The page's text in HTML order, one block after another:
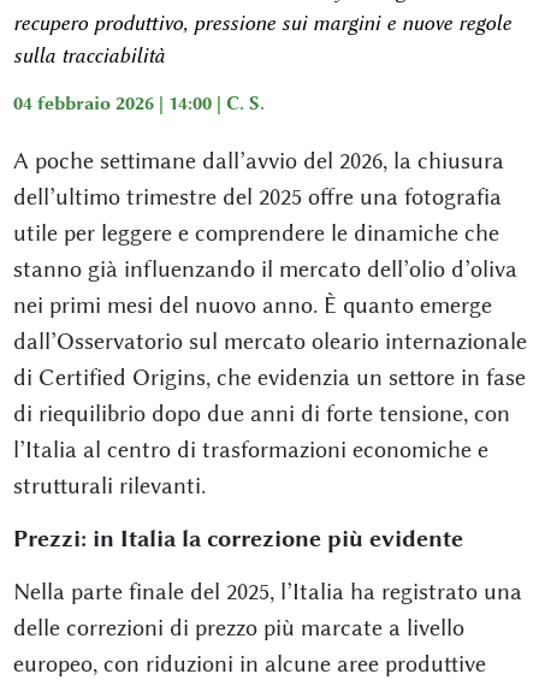
recupero produttivo, pressione sui margini e nuove regole
sulla tracciabilità
04 febbraio 2026 | 14:00 | C. S.
A poche settimane dall’avvio del 2026, la chiusura
dell’ultimo trimestre del 2025 offre una fotografia
utile per leggere e comprendere le dinamiche che
stanno già influenzando il mercato dell’olio d’oliva
nei primi mesi del nuovo anno. È quanto emerge
dall’Osservatorio sul mercato oleario internazionale
di Certified Origins, che evidenzia un settore in fase
di riequilibrio dopo due anni di forte tensione, con
l’Italia al centro di trasformazioni economiche e
strutturali rilevanti.
Prezzi: in Italia la correzione più evidente
Nella parte finale del 2025, l’Italia ha registrato una
delle correzioni di prezzo più marcate a livello
europeo, con riduzioni in alcune aree produttive